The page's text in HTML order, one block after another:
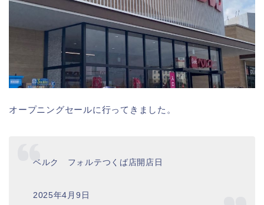
オープニングセールに行ってきました。
ベルク フォルテつくば店開店日
2025年4月9日